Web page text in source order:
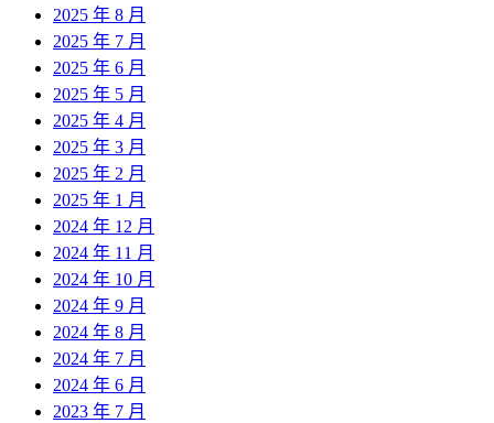
2025 年 8 月
2025 年 7 月
2025 年 6 月
2025 年 5 月
2025 年 4 月
2025 年 3 月
2025 年 2 月
2025 年 1 月
2024 年 12 月
2024 年 11 月
2024 年 10 月
2024 年 9 月
2024 年 8 月
2024 年 7 月
2024 年 6 月
2023 年 7 月